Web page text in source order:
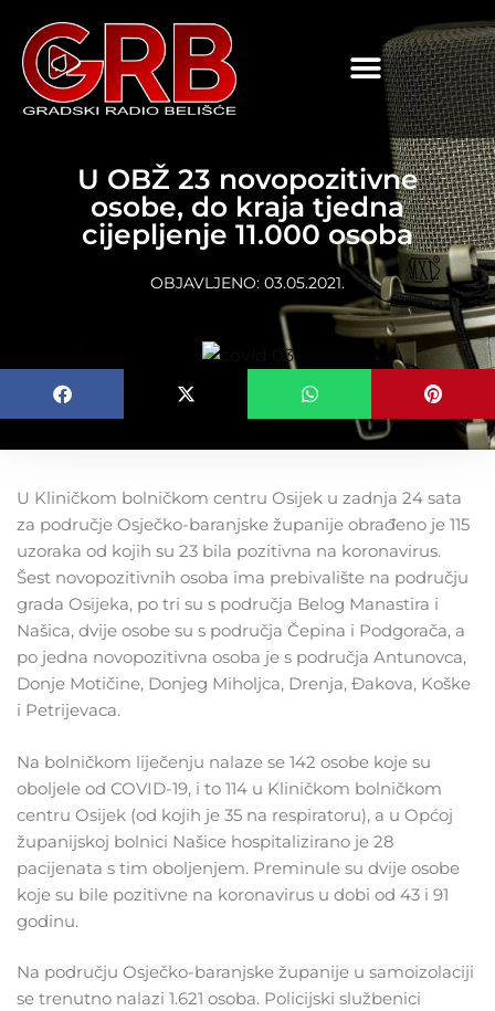
U OBŽ 23 novopozitivne
osobe, do kraja tjedna
cijepljenje 11.000 osoba
OBJAVLJENO: 03.05.2021.
U Kliničkom bolničkom centru Osijek u zadnja 24 sata
za područje Osječko-baranjske županije obrađeno je 115
uzoraka od kojih su 23 bila pozitivna na koronavirus.
Šest novopozitivnih osoba ima prebivalište na području
grada Osijeka, po tri su s područja Belog Manastira i
Našica, dvije osobe su s područja Čepina i Podgorača, a
po jedna novopozitivna osoba je s područja Antunovca,
Donje Motičine, Donjeg Miholjca, Drenja, Đakova, Koške
i Petrijevaca.
Na bolničkom liječenju nalaze se 142 osobe koje su
oboljele od COVID-19, i to 114 u Kliničkom bolničkom
centru Osijek (od kojih je 35 na respiratoru), a u Općoj
županijskoj bolnici Našice hospitalizirano je 28
pacijenata s tim oboljenjem. Preminule su dvije osobe
koje su bile pozitivne na koronavirus u dobi od 43 i 91
godinu.
Na području Osječko-baranjske županije u samoizolaciji
se trenutno nalazi 1.621 osoba. Policijski službenici